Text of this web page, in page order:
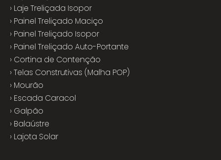
› Laje Treliçada Isopor
› Painel Treliçado Maciço
› Painel Treliçado Isopor
› Painel Treliçado Auto-Portante
› Cortina de Contenção
› Telas Construtivas (Malha POP)
› Mourão
› Escada Caracol
› Galpão
› Balaústre
› Lajota Solar